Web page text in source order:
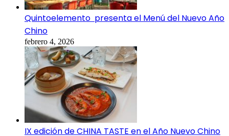
Quintoelemento presenta el Menú del Nuevo Año
Chino
febrero 4, 2026
IX edición de CHINA TASTE en el Año Nuevo Chino